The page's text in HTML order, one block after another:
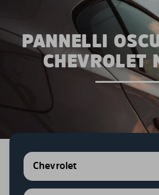
PANNELLI
CHEVROLET
Chevrolet